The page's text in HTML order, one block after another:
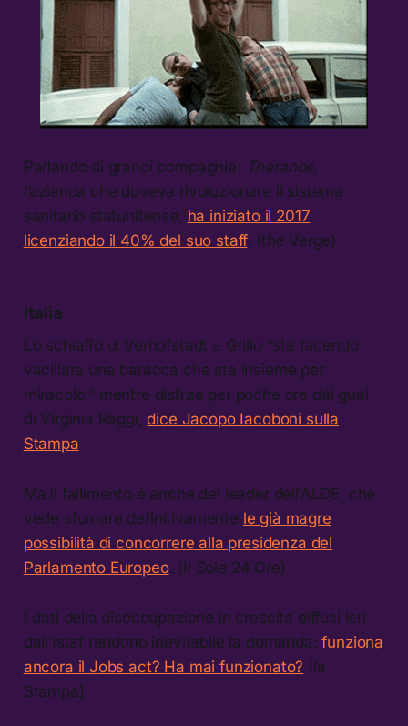
Parlando di grandi compagnie: Theranos,
l’azienda che doveva rivoluzionare il sistema
sanitario statunitense, ha iniziato il 2017
licenziando il 40% del suo staff. (the Verge)
Italia
Lo schiaffo di Verhofstadt a Grillo “sta facendo
vacillare una baracca che sta insieme per
miracolo,” mentre distrae per poche ore dai guai
di Virginia Raggi, dice Jacopo Iacoboni sulla
Stampa.
Ma il fallimento è anche del leader dell’ALDE, che
vede sfumare definitivamente le già magre
possibilità di concorrere alla presidenza del
Parlamento Europeo. (Il Sole 24 Ore)
I dati della disoccupazione in crescita diffusi ieri
dall’Istat rendono inevitabile la domanda:funziona
ancora il Jobs act? Ha mai funzionato? (la
Stampa)